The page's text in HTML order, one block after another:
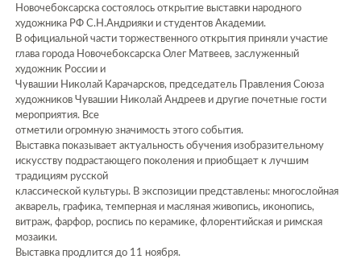
Новочебоксарска состоялось открытие выставки народного
художника РФ С.Н.Андрияки и студентов Академии.
В официальной части торжественного открытия приняли участие
глава города Новочебоксарска Олег Матвеев, заслуженный
художник России и
Чувашии Николай Карачарсков, председатель Правления Союза
художников Чувашии Николай Андреев и другие почетные гости
мероприятия. Все
отметили огромную значимость этого события.
Выставка показывает актуальность обучения изобразительному
искусству подрастающего поколения и приобщает к лучшим
традициям русской
классической культуры. В экспозиции представлены: многослойная
акварель, графика, темперная и масляная живопись, иконопись,
витраж, фарфор, роспись по керамике, флорентийская и римская
мозаики.
Выставка продлится до 11 ноября.